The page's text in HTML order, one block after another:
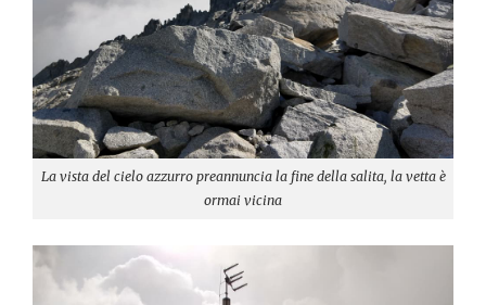
La vista del cielo azzurro preannuncia la fine della salita, la vetta è
ormai vicina